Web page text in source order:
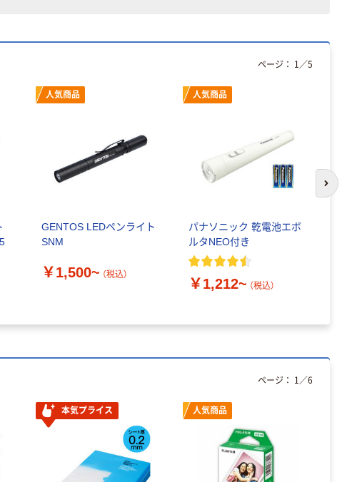
人気商品
GENTOS LEDペンライト
SNM
￥1,500~ （税込）
人気商品
パナソニック 乾電池エボ
ルタNEO付き
￥1,212~ （税込）
ページ： 1 ／5
次
本気プライス 人気商品
ページ： 1 ／6